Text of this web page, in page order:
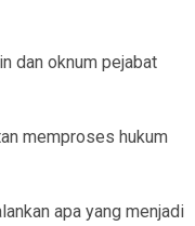
dan oknum pejabat
memproses hukum
apa yang menjadi